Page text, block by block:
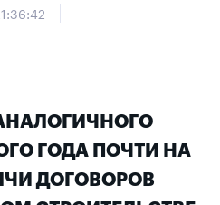
ГОДА ПОЧТИ НА
ДОГОВОРОВ